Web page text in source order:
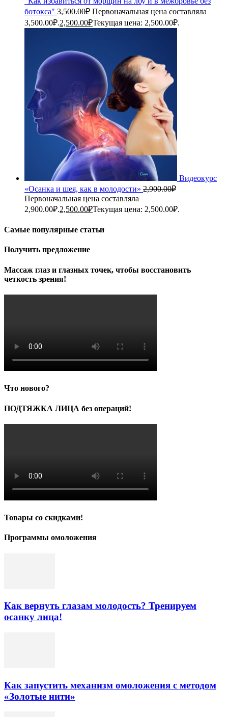
ботокса" 3,500.00₽ Первоначальная цена составляла
3,500.00₽.2,500.00₽Текущая цена: 2,500.00₽.
Видеокурс
«Осанка и шея, как в молодости» 2,900.00₽
Первоначальная цена составляла
2,900.00₽.2,500.00₽Текущая цена: 2,500.00₽.
Самые популярные статьи
Получить предложение
Массаж глаз и глазных точек, чтобы восстановить
четкость зрения!
Что нового?
ПОДТЯЖКА ЛИЦА без операций!
Товары со скидками!
Программы омоложения
Как вернуть глазам молодость? Тренируем
осанку лица!
Как запустить механизм омоложения с методом
«Золотые нити»